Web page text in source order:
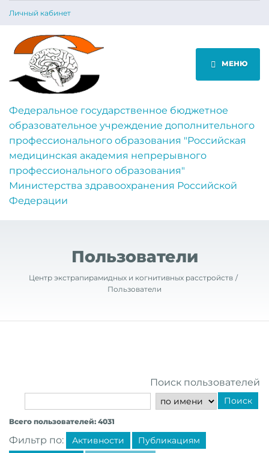
Личный кабинет
МЕНЮ
Федеральное государственное бюджетное
образовательное учреждение дополнительного
профессионального образования "Российская
медицинская академия непрерывного
профессионального образования"
Министерства здравоохранения Российской
Федерации
Пользователи
Центр экстрапирамидных и когнитивных расстройств
Пользователи
Поиск пользователей
Поиск
Всего пользователей: 4031
Фильтр по: Активности
Публикациям